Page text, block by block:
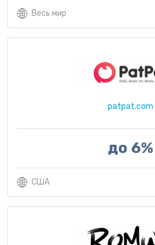
Весь мир
patpat.com
до 6%
США